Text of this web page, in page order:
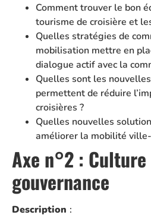
Comment trouver le bon
tourisme de croisière et
Quelles stratégies de
mobilisation mettre en
dialogue actif avec la
Quelles sont les
permettent de réduire
croisières ?
Quelles nouvelles
améliorer la mobilité
Axe n°2 :
gouvernance
Description :